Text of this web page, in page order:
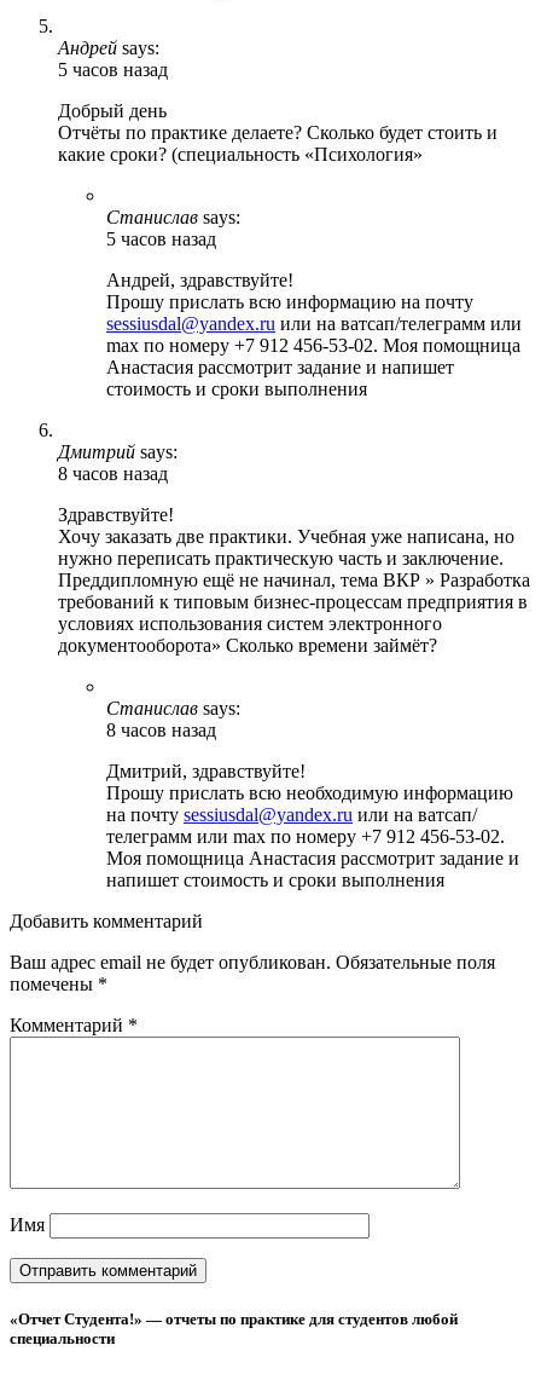
Андрей says:
5 часов назад
Добрый день
Отчёты по практике делаете? Сколько будет стоить и
какие сроки? (специальность «Психология»
Станислав says:
5 часов назад
Андрей, здравствуйте!
Прошу прислать всю информацию на почту
sessiusdal@yandex.ru или на ватсап/телеграмм или
max по номеру +7 912 456-53-02. Моя помощница
Анастасия рассмотрит задание и напишет
стоимость и сроки выполнения
Дмитрий says:
8 часов назад
Здравствуйте!
Хочу заказать две практики. Учебная уже написана, но
нужно переписать практическую часть и заключение.
Преддипломную ещё не начинал, тема ВКР » Разработка
требований к типовым бизнес-процессам предприятия в
условиях использования систем электронного
документооборота» Сколько времени займёт?
Станислав says:
8 часов назад
Дмитрий, здравствуйте!
Прошу прислать всю необходимую информацию
на почту sessiusdal@yandex.ru или на ватсап/
телеграмм или max по номеру +7 912 456-53-02.
Моя помощница Анастасия рассмотрит задание и
напишет стоимость и сроки выполнения
Добавить комментарий
Ваш адрес email не будет опубликован. Обязательные поля
помечены *
Комментарий *
Имя
«Отчет Студента!» — отчеты по практике для студентов любой
специальности